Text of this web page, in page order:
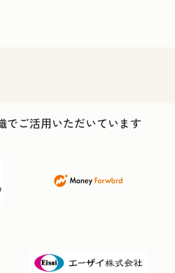
でご活用いただいています